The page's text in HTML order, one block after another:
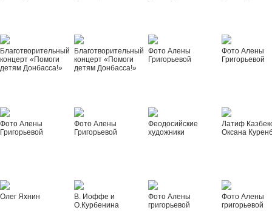
Благотворительный
концерт «Помоги
детям Донбасса!»
Благотворительный
концерт «Помоги
детям Донбасса!»
Фото Алены
Григорьевой
Фото Алены
Григорьевой
Фото Алены
Григорьевой
Фото Алены
Григорьевой
Феодосийские
художники
Латиф
Оксана
Олег Яхнин
В. Иоффе и
О.Курбенина
Фото Алены
григорьевой
Фото Алены
григорьевой